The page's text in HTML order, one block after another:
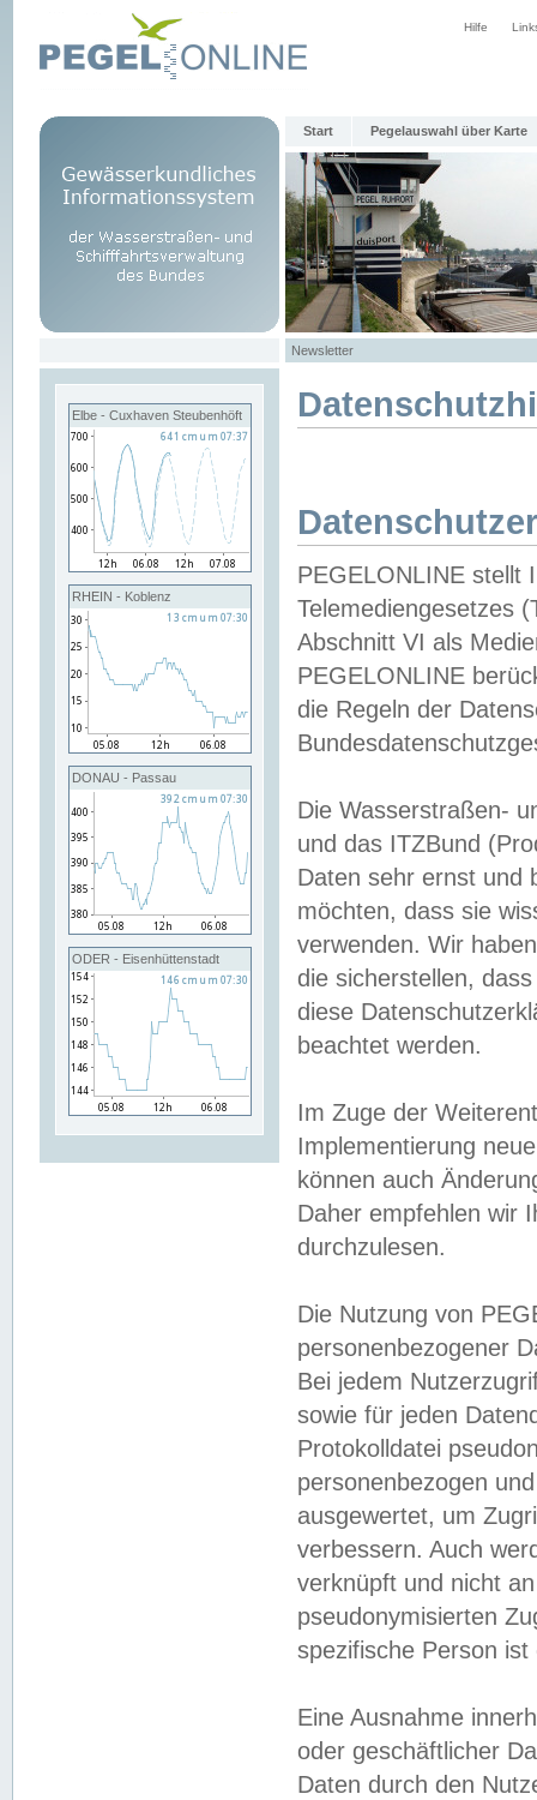
Hilfe
Start Pegelauswahl über Karte
Newsletter
Elbe - Cuxhaven Steubenhöft
RHEIN - Koblenz
DONAU - Passau
ODER - Eisenhüttenstadt
PEGELONLINE stellt
Telemediengesetzes
Abschnitt VI als
PEGELONLINE
die Regeln der
Die Wasserstraßen-
und das ITZBund
Daten sehr ernst und
möchten, dass sie
verwenden. Wir
die sicherstellen,
diese
beachtet werden.
Im Zuge der
Implementierung
können auch
Daher empfehlen wir
durchzulesen.
Die Nutzung von
personenbezogener
Bei jedem
sowie für jeden
Protokolldatei
personenbezogen
ausgewertet, um
verbessern. Auch
verknüpft und nicht
pseudonymisierten
spezifische Person
Eine Ausnahme
oder geschäftlicher
Daten durch den